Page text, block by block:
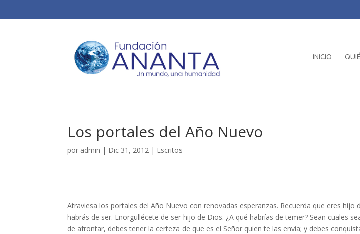
INICIO
Los portales del Año Nuevo
por admin | Dic 31, 2012 | Escritos
Atraviesa los portales del Año Nuevo con renovadas esperanzas. Recuerda que eres hijo
habrás de ser. Enorgullécete de ser hijo de Dios. ¿A qué habrías de temer? Sean cuales
de afrontar, debes tener la certeza de que es el Señor quien te las envía; y debes